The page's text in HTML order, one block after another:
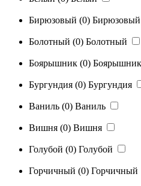
Бирюзовый (0) Бирюзовый
Болотный (0) Болотный
Боярышник (0) Боярышник
Бургундия (0) Бургундия
Ваниль (0) Ваниль
Вишня (0) Вишня
Голубой (0) Голубой
Горчичный (0) Горчичный